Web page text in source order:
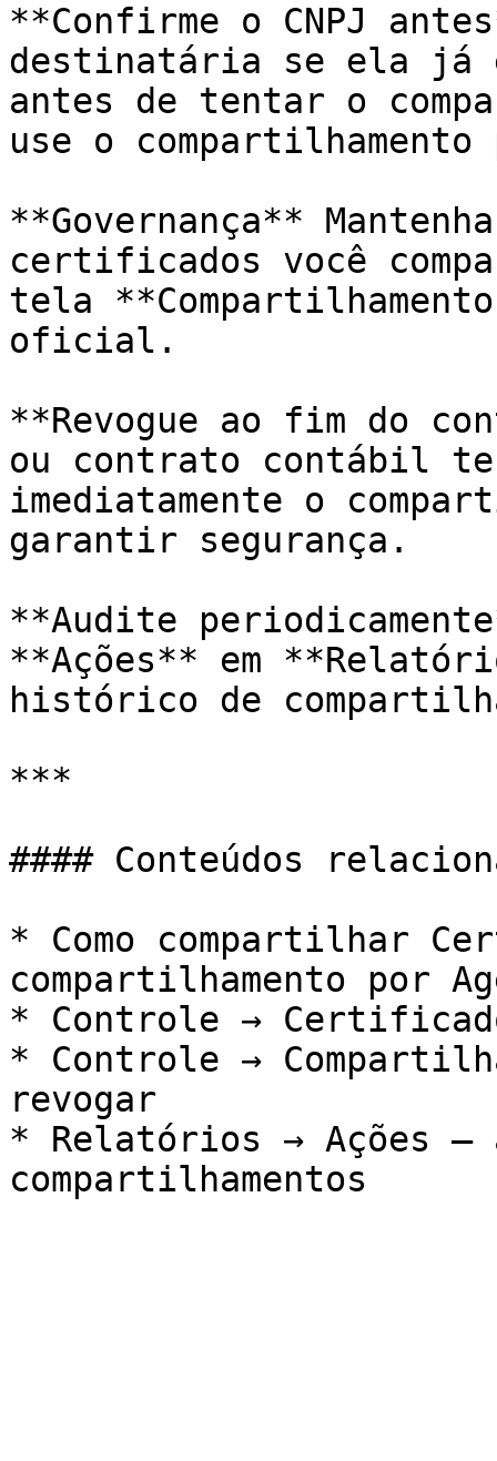
**Confirme o CNPJ
destinatária se ela já
antes de tentar o
use o
**Governança**
certificados você
tela
oficial.
**Revogue ao fim do
ou contrato contábil
imediatamente o
garantir segurança.
**Audite
**Ações** em
histórico de
***
#### Conteúdos
* Como compartilhar
compartilhamento por
* Controle →
* Controle →
revogar
* Relatórios → Ações —